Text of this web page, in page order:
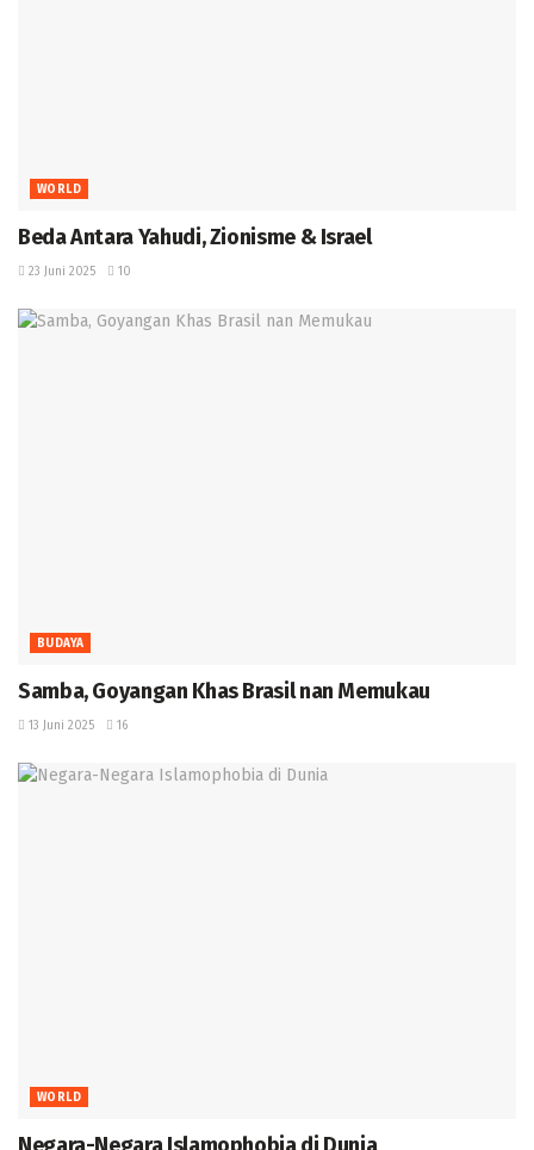
WORLD
Beda Antara Yahudi, Zionisme & Israel
23 Juni 2025 10
BUDAYA
Samba, Goyangan Khas Brasil nan Memukau
13 Juni 2025 16
WORLD